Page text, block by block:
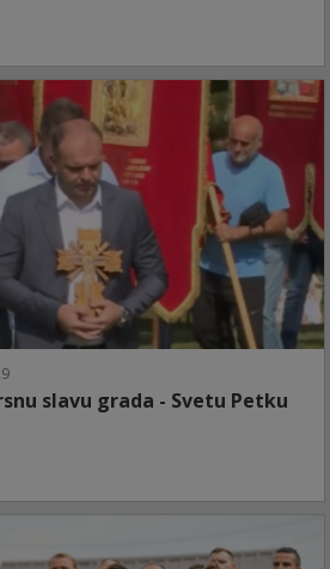
slavu grada - Svetu Petku